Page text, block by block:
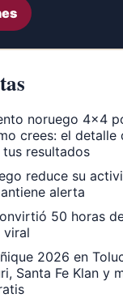
noruego 4×4
crees: el detalle
resultados
reduce su
alerta
50 horas
viral
2026 en
Santa Fe Klan y